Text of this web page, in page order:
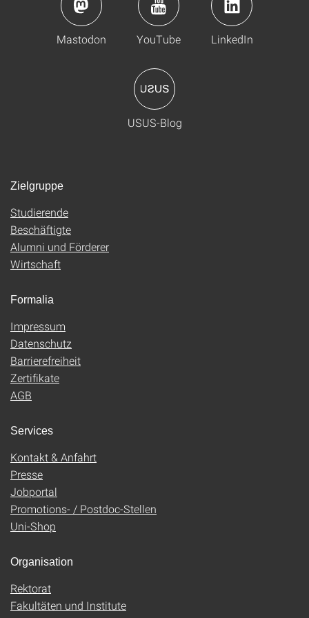
Mastodon YouTube LinkedIn
USUS-Blog
Zielgruppe
Studierende
Beschäftigte
Alumni und Förderer
Wirtschaft
Formalia
Impressum
Datenschutz
Barrierefreiheit
Zertifikate
AGB
Services
Kontakt & Anfahrt
Presse
Jobportal
Promotions- / Postdoc-Stellen
Uni-Shop
Organisation
Rektorat
Fakultäten und Institute